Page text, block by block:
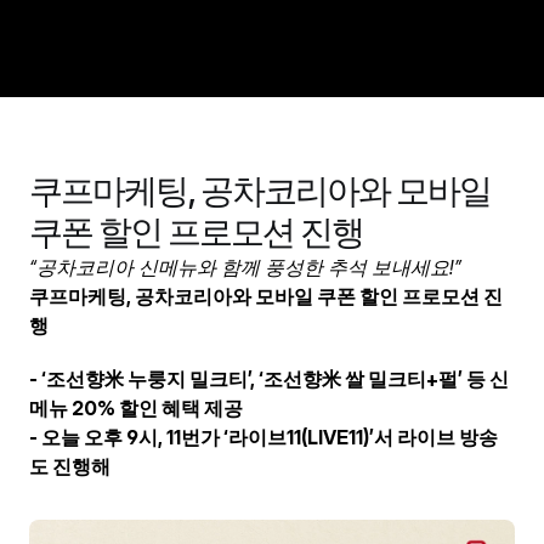
회사소개
경쟁력
비즈니스
포트폴리오
인재채용
제휴문의
뉴스룸
ENG
쿠프마케팅, 공차코리아와 모바일
쿠폰 할인 프로모션 진행
“공차코리아 신메뉴와 함께 풍성한 추석 보내세요!”
쿠프마케팅, 공차코리아와 모바일 쿠폰 할인 프로모션 진
행
- ‘조선향米 누룽지 밀크티’, ‘조선향米 쌀 밀크티+펄’ 등 신
메뉴 20% 할인 혜택 제공
- 오늘 오후 9시, 11번가 ‘라이브11(LIVE11)’서 라이브 방송
도 진행해